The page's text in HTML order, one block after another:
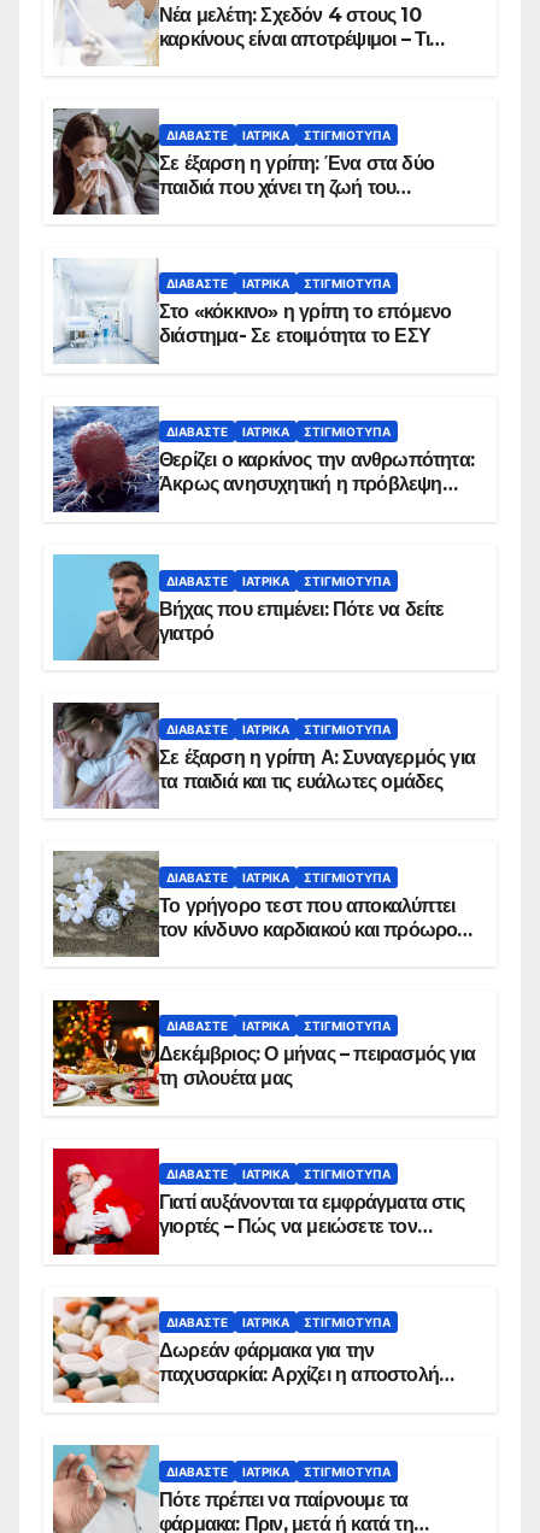
Νέα μελέτη: Σχεδόν 4 στους 10
καρκίνους είναι αποτρέψιμοι – Τι
ΔΙΑΒΆΣΤΕ ΙΑΤΡΙΚΆ ΣΤΙΓΜΙΌΤΥΠΑ
Σε έξαρση η γρίπη: Ένα στα δύο
παιδιά που χάνει τη ζωή του
ΔΙΑΒΆΣΤΕ ΙΑΤΡΙΚΆ ΣΤΙΓΜΙΌΤΥΠΑ
Στο «κόκκινο» η γρίπη το επόμενο
διάστημα- Σε ετοιμότητα το ΕΣΥ
ΔΙΑΒΆΣΤΕ ΙΑΤΡΙΚΆ ΣΤΙΓΜΙΌΤΥΠΑ
Θερίζει ο καρκίνος την ανθρωπότητα:
Άκρως ανησυχητική η πρόβλεψη…
ΔΙΑΒΆΣΤΕ ΙΑΤΡΙΚΆ ΣΤΙΓΜΙΌΤΥΠΑ
Βήχας που επιμένει: Πότε να δείτε
γιατρό
ΔΙΑΒΆΣΤΕ ΙΑΤΡΙΚΆ ΣΤΙΓΜΙΌΤΥΠΑ
Σε έξαρση η γρίπη Α: Συναγερμός για
τα παιδιά και τις ευάλωτες ομάδες
ΔΙΑΒΆΣΤΕ ΙΑΤΡΙΚΆ ΣΤΙΓΜΙΌΤΥΠΑ
Το γρήγορο τεστ που αποκαλύπτει
τον κίνδυνο καρδιακού και πρόωρου
ΔΙΑΒΆΣΤΕ ΙΑΤΡΙΚΆ ΣΤΙΓΜΙΌΤΥΠΑ
Δεκέμβριος: Ο μήνας – πειρασμός για
τη σιλουέτα μας
ΔΙΑΒΆΣΤΕ ΙΑΤΡΙΚΆ ΣΤΙΓΜΙΌΤΥΠΑ
Γιατί αυξάνονται τα εμφράγματα στις
γιορτές – Πώς να μειώσετε τον
ΔΙΑΒΆΣΤΕ ΙΑΤΡΙΚΆ ΣΤΙΓΜΙΌΤΥΠΑ
Δωρεάν φάρμακα για την
παχυσαρκία: Αρχίζει η αποστολή
ΔΙΑΒΆΣΤΕ ΙΑΤΡΙΚΆ ΣΤΙΓΜΙΌΤΥΠΑ
Πότε πρέπει να παίρνουμε τα
φάρμακα: Πριν, μετά ή κατά τη